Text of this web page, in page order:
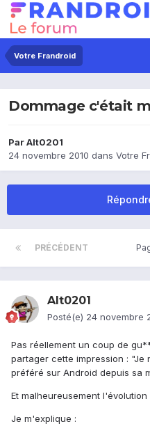
Votre Frandroid
Dommage c'était
ParAlt0201
24 novembre 2010 dans Votre
PRÉCÉDENT
Alt0201
Posté(e) 24 novembre
Pas réellement un coup de
partager cette impression : "Je
préféré sur Android depuis sa
Et malheureusement
Je m'explique :